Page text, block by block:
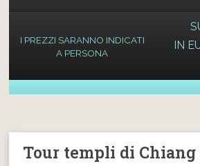
I PREZZI SARANNO INDICATI
A PERSONA
IN
Tour templi di